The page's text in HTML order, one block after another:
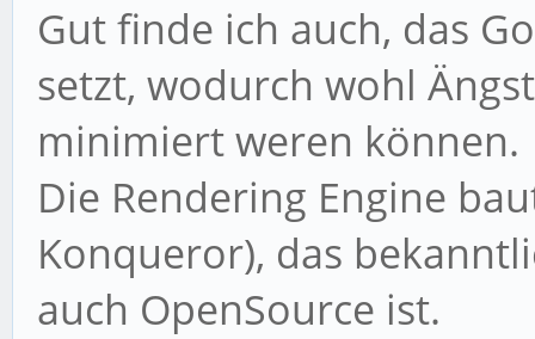
Gut finde ich auch, das
setzt, wodurch wohl
minimiert weren können.
Die Rendering Engine
Konqueror), das
auch OpenSource ist.